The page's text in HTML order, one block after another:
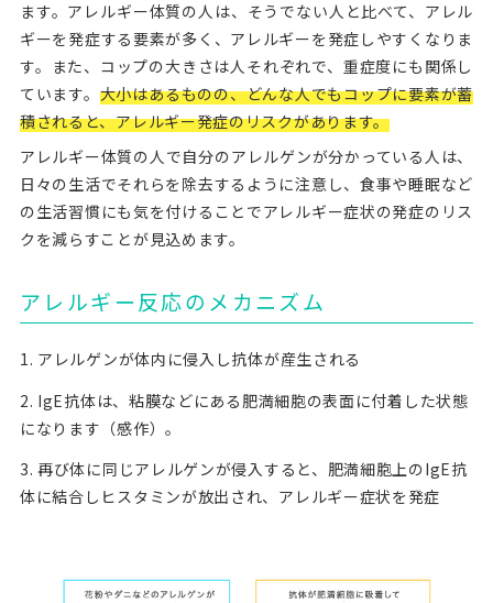
ます。アレルギー体質の人は、そうでない人と比べて、アレル
ギーを発症する要素が多く、アレルギーを発症しやすくなりま
す。また、コップの大きさは人それぞれで、重症度にも関係し
ています。 大小はあるものの、どんな人でもコップに要素が蓄
積されると、アレルギー発症のリスクがあります。
アレルギー体質の人で自分のアレルゲンが分かっている人は、
日々の生活でそれらを除去するように注意し、食事や睡眠など
の生活習慣にも気を付けることでアレルギー症状の発症のリス
クを減らすことが見込めます。
アレルギー反応のメカニズム
1. アレルゲンが体内に侵入し抗体が産生される
2. IgE抗体は、粘膜などにある肥満細胞の表面に付着した状態
になります（感作）。
3. 再び体に同じアレルゲンが侵入すると、肥満細胞上のIgE抗
体に結合しヒスタミンが放出され、アレルギー症状を発症